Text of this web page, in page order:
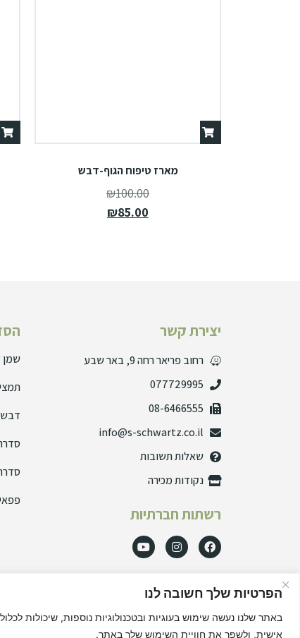
הפרטיות שלך חשובה לנו
באתר שלנו נעשה שימוש בעוגיות ובטכנולוגיות נוספות, שיכולות
אישית, ולשפר את חוויית השימוש שלך באתר.
מארז טיפוח הגוף-דבש
₪100.00
₪85.00
יצירת קשר
רחוב פריאר רחה 9, באר שבע
077729995
08-6466555
info@s-schwartz.co.il
שאלות תשובות
נקודות מכירה
רשתות חברתיות
שמן
דבש